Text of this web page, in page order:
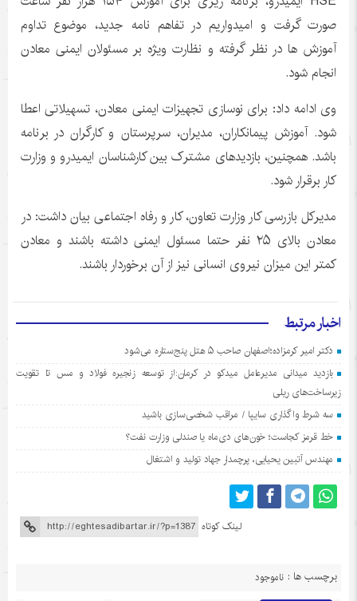
صورت گرفت و امیدواریم در تفاهم نامه جدید، موضوع تداوم
آموزش ها در نظر گرفته و نظارت ویژه بر مسئولان ایمنی معادن
انجام شود.
وی ادامه داد: برای نوسازی تجهیزات ایمنی معادن، تسهیلاتی اعطا
شود. آموزش پیمانکاران، مدیران، سرپرستان و کارگران در برنامه
باشد. همچنین، بازدیدهای مشترک بین کارشناسان ایمیدرو و وزارت
کار برقرار شود.
مدیرکل بازرسی کار وزارت تعاون، کار و رفاه اجتماعی بیان داشت: در
معادن بالای ۲۵ نفر حتما مسئول ایمنی داشته باشند و معادن
کمتر این میزان نیروی انسانی نیز از آن برخوردار باشند.
اخبار مرتبط
دکتر امیر کرمزاده؛اصفهان صاحب ۵ هتل پنج‌ستاره می‌شود
بازدید میدانی مدیرعامل میدکو در کرمان:از توسعه زنجیره فولاد و مس تا تقویت
زیرساخت‌های ریلی
سه شرط واگذاری سایپا / مراقب شخصی‌سازی باشید
خط قرمز کجاست؛ خون‌های دی‌ماه یا صندلی وزارت نفت؟
مهندس آتبین یحیایی، پرچمدار جهاد تولید و اشتغال
لینک کوتاه
برچسب ها : ناموجود